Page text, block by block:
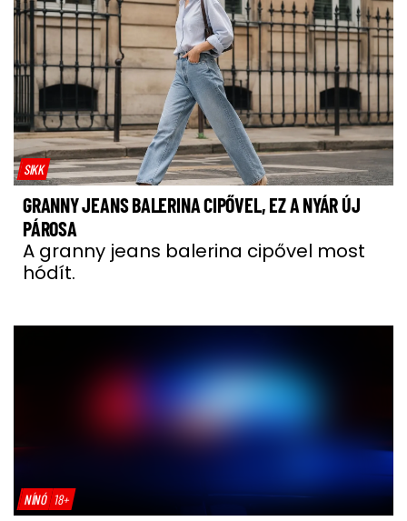
SIKK
GRANNY JEANS BALERINA CIPŐVEL, EZ A NYÁR ÚJ
PÁROSA
A granny jeans balerina cipővel most
hódít.
NÍNÓ 18+